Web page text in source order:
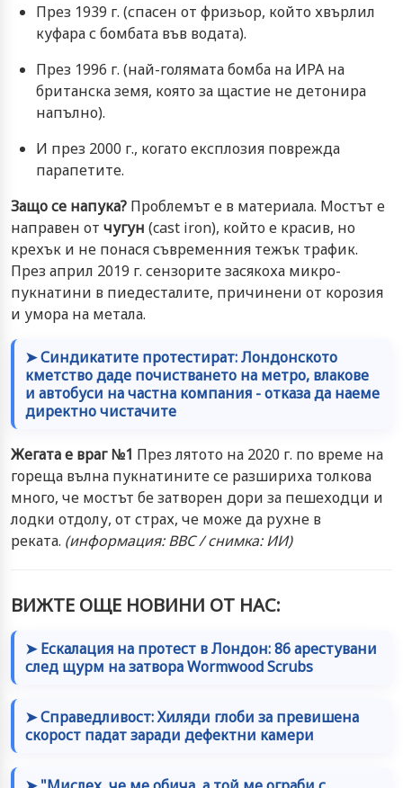
През 1939 г. (спасен от фризьор, който хвърлил
куфара с бомбата във водата).
През 1996 г. (най-голямата бомба на ИРА на
британска земя, която за щастие не детонира
напълно).
И през 2000 г., когато експлозия поврежда
парапетите.
Защо се напука? Проблемът е в материала. Мостът е
направен от чугун (cast iron), който е красив, но
крехък и не понася съвременния тежък трафик.
През април 2019 г. сензорите засякоха микро-
пукнатини в пиедесталите, причинени от корозия
и умора на метала.
➤ Синдикатите протестират: Лондонското
кметство даде почистването на метро, влакове
и автобуси на частна компания - отказа да наеме
директно чистачите
Жегата е враг №1 През лятото на 2020 г. по време на
гореща вълна пукнатините се разшириха толкова
много, че мостът бе затворен дори за пешеходци и
лодки отдолу, от страх, че може да рухне в
реката. (информация: BBC / снимка: ИИ)
ВИЖТЕ ОЩЕ НОВИНИ ОТ НАС:
➤ Ескалация на протест в Лондон: 86 арестувани
след щурм на затвора Wormwood Scrubs
➤ Справедливост: Хиляди глоби за превишена
скорост падат заради дефектни камери